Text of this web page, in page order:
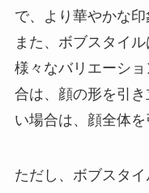
で、より華やかな印
また、ボブスタイ
様々なバリエーシ
合は、顔の形を引
い場合は、顔全体を
ただし、ボブスタ